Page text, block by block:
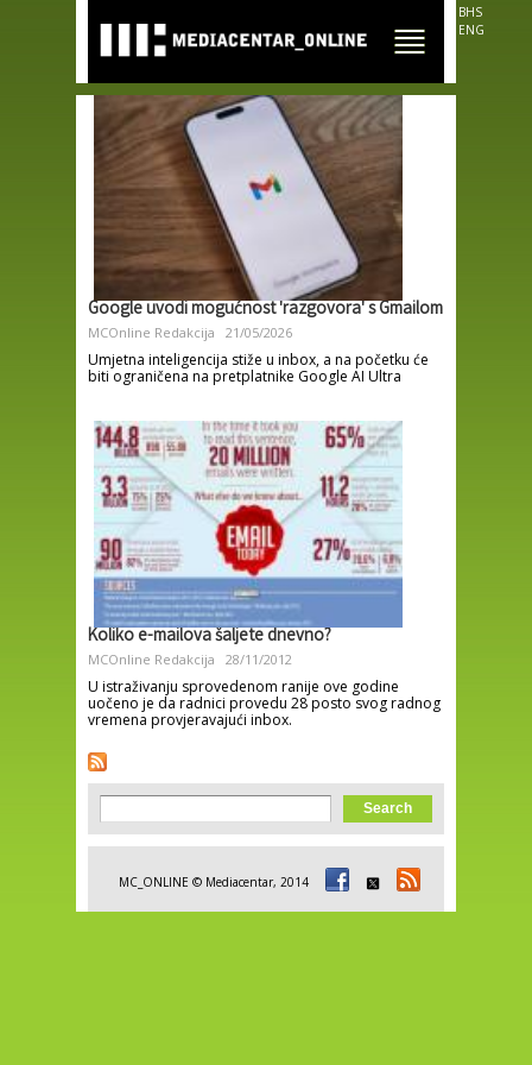
main
content
BHS
ENG
Google uvodi mogućnost 'razgovora' s Gmailom
MCOnline Redakcija 21/05/2026
Umjetna inteligencija stiže u inbox, a na početku će
biti ograničena na pretplatnike Google AI Ultra
Koliko e-mailova šaljete dnevno?
MCOnline Redakcija 28/11/2012
U istraživanju sprovedenom ranije ove godine
uočeno je da radnici provedu 28 posto svog radnog
vremena provjeravajući inbox.
Search form
Search
MC_ONLINE © Mediacentar, 2014